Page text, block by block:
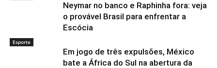
Neymar no banco e Raphinha fora: veja
o provável Brasil para enfrentar a
Escócia
Esporte
Em jogo de três expulsões, México
bate a África do Sul na abertura da